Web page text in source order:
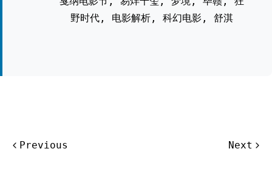
野时代 , 电影解析 , 科幻电影 , 舒淇
Previous Next